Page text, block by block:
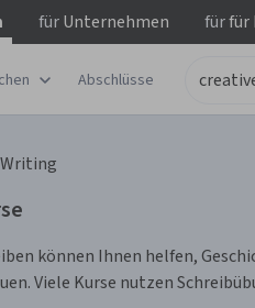
fürUnternehmen fürfür
Abschlüsse
können Ihnen helfen,
Viele Kurse nutzen